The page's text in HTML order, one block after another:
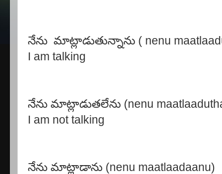
నేను మాట్లాడుతున్నాను ( nenu
I am talking
నేను మాట్లాడుతలేను (nenu
I am not talking
నేను మాట్లాడాను (nenu maatlaadaanu)